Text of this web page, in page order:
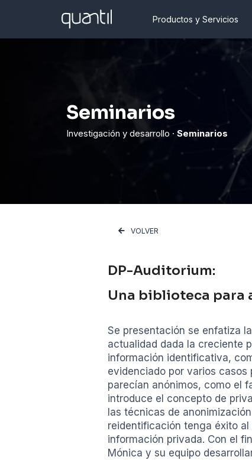
Productos y Servicios
Seminarios
Investigación y desarrollo · Seminarios
VOLVER
DP-Auditorium:
Una biblioteca
Se presentación se enfatiza
actualidad dada la creciente
información identificativa,
evidenciado por varios
parecían anónimos, como el
introduce el concepto de
las técnicas de
reidentificación tenga éxito
información privada. Con el
Mónica y su equipo